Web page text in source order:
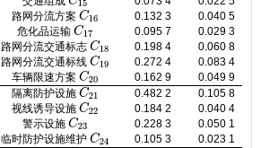
路网分流方案 C16 0.132 3
0.040 5
危化品运输 C17 0.095 7
0.029 3
路网分流交通标志 C18 0.198 4
0.060 8
路网分流交通标线 C19 0.272 4
0.083 4
车辆限速方案 C20 0.162 9
0.049 9
隔离防护设施 C21 0.482 2
0.105 8
视线诱导设施 C22 0.184 2
0.040 4
警示设施 C23 0.228 3
0.050 1
临时防护设施维护 C24 0.105 3 0.023 1